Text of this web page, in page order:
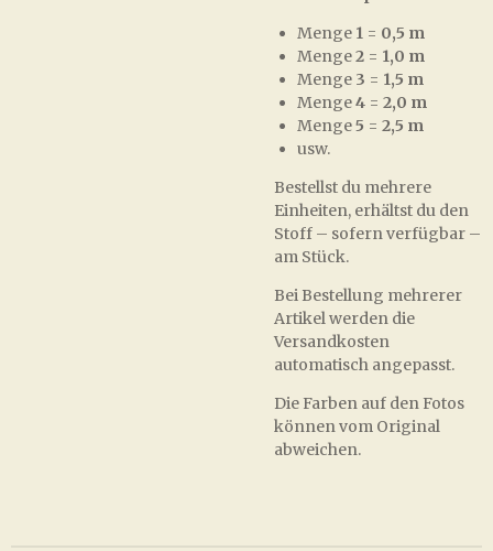
Menge 1 = 0,5 m
Menge2 = 1,0 m
Menge 3 = 1,5 m
Menge4 = 2,0 m
Menge5 = 2,5 m
usw.
Bestellst du mehrere
Einheiten, erhältst du den
Stoff – sofern verfügbar –
am Stück.
Bei Bestellung mehrerer
Artikel werden die
Versandkosten
automatisch angepasst.
Die Farben auf den Fotos
können vom Original
abweichen.